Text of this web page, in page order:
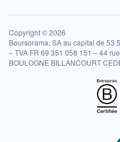
Copyright © 2026
Boursorama, SA au capital de 53
– TVA FR 69 351 058 151 – 44
BOULOGNE BILLANCOURT